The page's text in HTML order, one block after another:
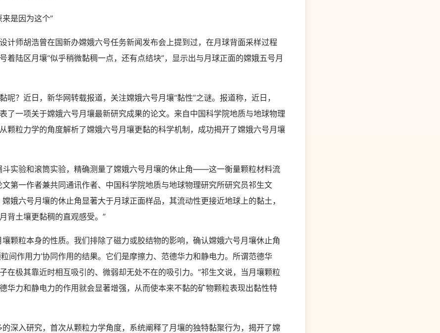
是因为这个”
师胡浩曾在国新办嫦娥六号任务新闻发布会上提到过，在月球背面采样过程
着陆区月壤“似乎稍微黏稠一点，还有点结块”，显示出与月球正面的嫦娥五号月
？近日，新华网转载报道，关注嫦娥六号月壤“黏性”之谜。报道称，近日，
了一项关于嫦娥六号月壤最新研究成果的论文。来自中国科学院地质与地球物理
颗粒力学的角度解析了嫦娥六号月壤更黏的科学机制，成功揭开了嫦娥六号月壤
实验和滚筒实验，精确测量了嫦娥六号月壤的休止角——这一衡量颗粒材料流
文第一作者兼共同通讯作者、中国科学院地质与地球物理研究所研究员祁生文
娥六号月壤的休止角显著大于月球正面样品，其流动性更接近地球上的黏土，
背土壤更黏稠的直观感受。”
粒本身的性质。我们排除了磁力或胶结物的影响，确认嫦娥六号月壤休止角
间作用力’协同作用的结果。它们是摩擦力、范德华力和静电力。所谓范德华
在极其靠近时相互吸引的、微弱却无处不在的吸引力。”祁生文说，当月壤颗粒
华力和静电力的作用就会显著增强，从而使本来不黏的矿物颗粒表现出黏性特
入研究，首次从颗粒力学角度，系统阐释了月壤的独特黏聚行为，揭开了嫦